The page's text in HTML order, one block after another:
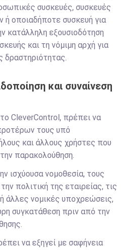
συσκευές, συσκευές
οποιαδήποτε συσκευή για
κατάλληλη εξουσιοδότηση
και τη νόμιμη αρχή για
δραστηριότητας.
και συναίνεση
CleverControl, πρέπει να
τους υπό
και άλλους χρήστες που
παρακολούθηση.
ισχύουσα νομοθεσία, τους
πολιτική της εταιρείας, τις
άλλες νομικές υποχρεώσεις,
συγκατάθεση πριν από την
να εξηγεί με σαφήνεια